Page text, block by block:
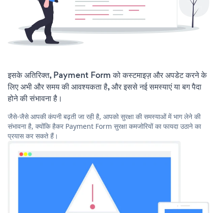
इसके अतिरिक्त, Payment Form को कस्टमाइज़ और अपडेट करने के
लिए अभी और समय की आवश्यकता है, और इससे नई समस्याएं या बग पैदा
होने की संभावना है।
जैसे-जैसे आपकी कंपनी बढ़ती जा रही है, आपको सुरक्षा की समस्याओं में भाग लेने की
संभावना है, क्योंकि हैकर Payment Form सुरक्षा कमजोरियों का फायदा उठाने का
प्रयास कर सकते हैं।